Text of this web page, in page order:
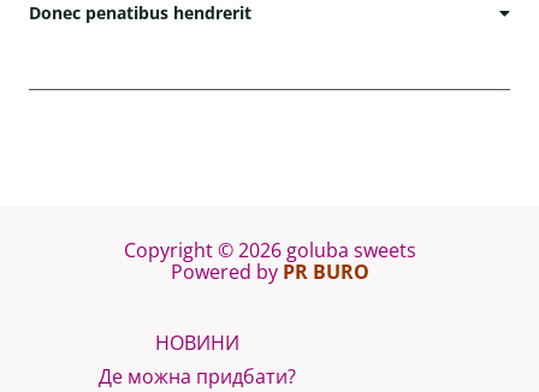
Donec penatibus hendrerit
Copyright © 2026 goluba sweets
Powered by PR BURO
НОВИНИ
Де можна придбати?